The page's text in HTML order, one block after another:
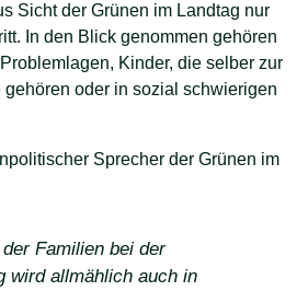
Sicht der Grünen im Landtag nur
In den Blick genommen gehören
Kinder, die selber zur
oder in sozial schwierigen
Sprecher der Grünen im
Familien bei der
wird allmählich auch in